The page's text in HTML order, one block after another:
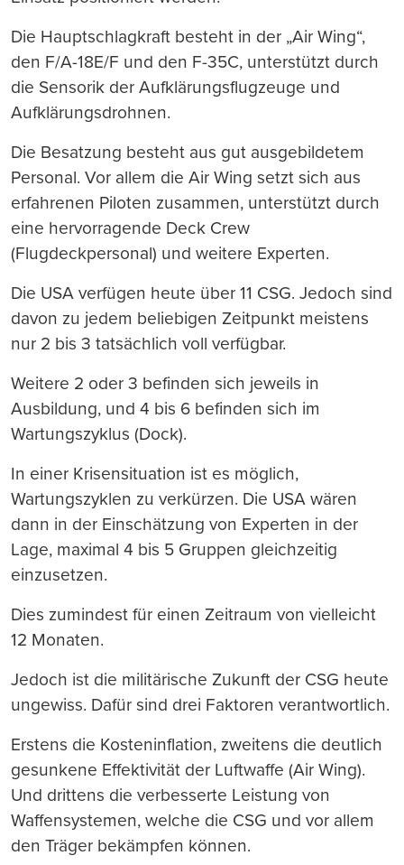
Die Hauptschlagkraft besteht in der „Air Wing“,
den F/A-18E/F und den F-35C, unterstützt durch
die Sensorik der Aufklärungsflugzeuge und
Aufklärungsdrohnen.
Die Besatzung besteht aus gut ausgebildetem
Personal. Vor allem die Air Wing setzt sich aus
erfahrenen Piloten zusammen, unterstützt durch
eine hervorragende Deck Crew
(Flugdeckpersonal) und weitere Experten.
Die USA verfügen heute über 11 CSG. Jedoch sind
davon zu jedem beliebigen Zeitpunkt meistens
nur 2 bis 3 tatsächlich voll verfügbar.
Weitere 2 oder 3 befinden sich jeweils in
Ausbildung, und 4 bis 6 befinden sich im
Wartungszyklus (Dock).
In einer Krisensituation ist es möglich,
Wartungszyklen zu verkürzen. Die USA wären
dann in der Einschätzung von Experten in der
Lage, maximal 4 bis 5 Gruppen gleichzeitig
einzusetzen.
Dies zumindest für einen Zeitraum von vielleicht
12 Monaten.
Jedoch ist die militärische Zukunft der CSG heute
ungewiss. Dafür sind drei Faktoren verantwortlich.
Erstens die Kosteninflation, zweitens die deutlich
gesunkene Effektivität der Luftwaffe (Air Wing).
Und drittens die verbesserte Leistung von
Waffensystemen, welche die CSG und vor allem
den Träger bekämpfen können.